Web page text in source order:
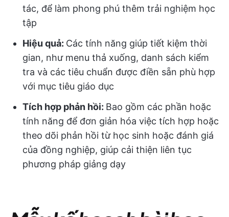
tác, để làm phong phú thêm trải nghiệm học
tập
Hiệu quả: Các tính năng giúp tiết kiệm thời
gian, như menu thả xuống, danh sách kiểm
tra và các tiêu chuẩn được điền sẵn phù hợp
với mục tiêu giáo dục
Tích hợp phản hồi: Bao gồm các phần hoặc
tính năng để đơn giản hóa việc tích hợp hoặc
theo dõi phản hồi từ học sinh hoặc đánh giá
của đồng nghiệp, giúp cải thiện liên tục
phương pháp giảng dạy